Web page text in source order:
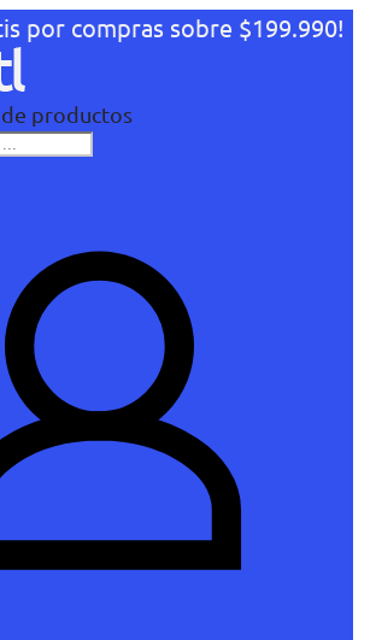
por compras sobre $199.990!
productos